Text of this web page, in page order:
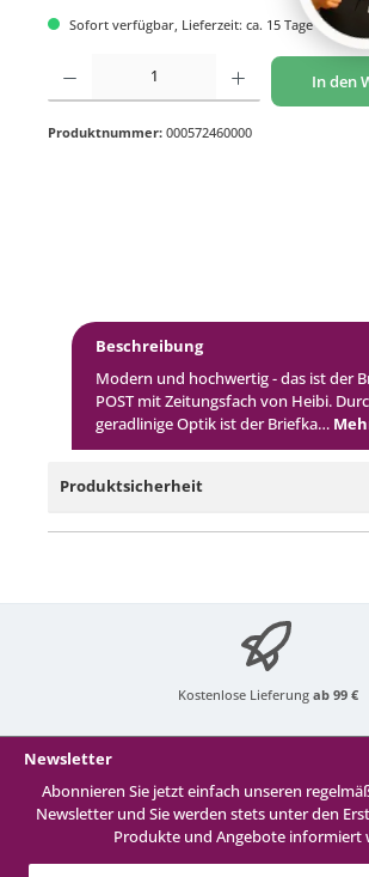
Sofort verfügbar, Lieferzeit: ca. 15 Tage
Produkt Anzahl: Gib den gewünschten Wert ein oder
In den
Produktnummer: 000572460000
Beschreibung
Modern und hochwertig - das ist der
POST mit Zeitungsfach von Heibi.
geradlinige Optik ist der Briefka…
Produktsicherheit
Kostenlose Lieferung ab 99 €
Newsletter
Abonnieren Sie jetzt einfach unseren
Newsletter und Sie werden stets unter den
Produkte und Angebote informiert